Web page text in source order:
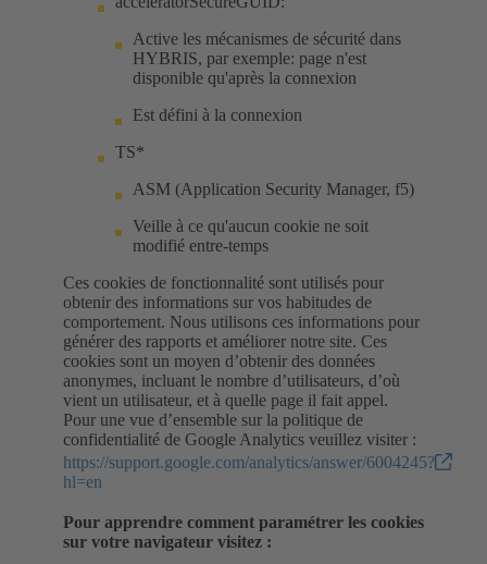
Active les mécanismes de sécurité dans
HYBRIS, par exemple: page n'est
disponible qu'après la connexion
Est défini à la connexion
TS*
ASM (Application Security Manager, f5)
Veille à ce qu'aucun cookie ne soit
modifié entre-temps
Ces cookies de fonctionnalité sont utilisés pour
obtenir des informations sur vos habitudes de
comportement. Nous utilisons ces informations pour
générer des rapports et améliorer notre site. Ces
cookies sont un moyen d’obtenir des données
anonymes, incluant le nombre d’utilisateurs, d’où
vient un utilisateur, et à quelle page il fait appel.
Pour une vue d’ensemble sur la politique de
confidentialité de Google Analytics veuillez visiter :
https://support.google.com/analytics/answer/6004245?
hl=en
Pour apprendre comment paramétrer les cookies
sur votre navigateur visitez :